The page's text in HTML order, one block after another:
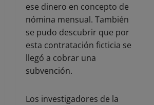
ese dinero en concepto de
nómina mensual. También
se pudo descubrir que por
esta contratación ficticia se
llegó a cobrar una
subvención.
Los investigadores de la